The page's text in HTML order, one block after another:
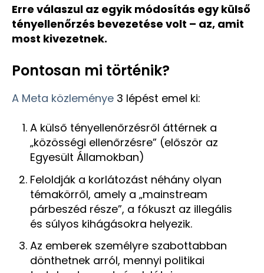
Erre válaszul az egyik módosítás egy külső
tényellenőrzés bevezetése volt – az, amit
most kivezetnek.
Pontosan mi történik?
A Meta közleménye 3 lépést emel ki:
A külső tényellenőrzésről áttérnek a
„közösségi ellenőrzésre” (először az
Egyesült Államokban)
Feloldják a korlátozást néhány olyan
témakörről, amely a „mainstream
párbeszéd része”, a fókuszt az illegális
és súlyos kihágásokra helyezik.
Az emberek személyre szabottabban
dönthetnek arról, mennyi politikai